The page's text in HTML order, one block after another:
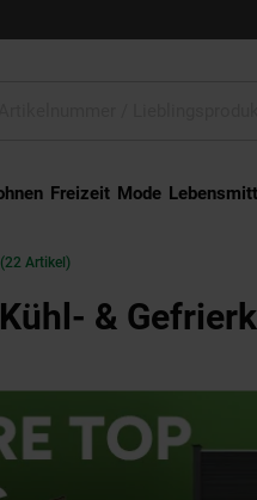
Freizeit Mode
(22 Artikel)
Kühl- &